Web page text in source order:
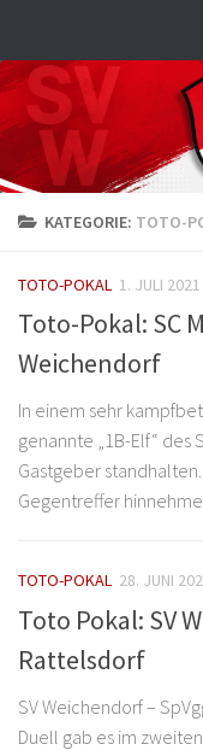
KATEGORIE: TOTO-
TOTO-POKAL 1. JULI 2021
Toto-Pokal: SC
Weichendorf
In einem sehr
genannte „1B-Elf“ des
Gastgeber
Gegentreffer
TOTO-POKAL 28. JUNI
Toto Pokal: SV
Rattelsdorf
SV Weichendorf –
Duell gab es im